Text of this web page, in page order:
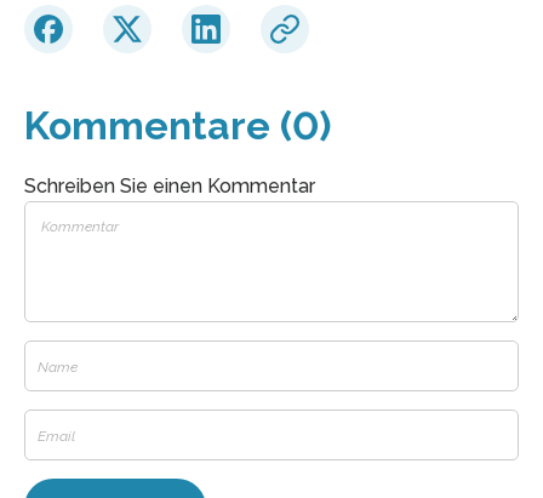
Kommentare (0)
Schreiben Sie einen Kommentar